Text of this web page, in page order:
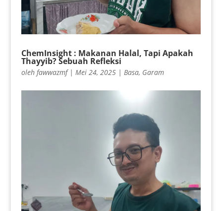
ChemInsight : Makanan Halal, Tapi Apakah
Thayyib? Sebuah Refleksi
oleh fawwazmf| Mei 24, 2025| Basa, Garam